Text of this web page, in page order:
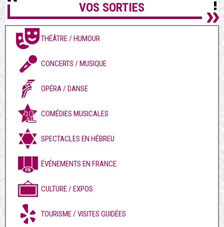
VOS SORTIES
THÉÂTRE / HUMOUR
CONCERTS / MUSIQUE
OPÉRA / DANSE
COMÉDIES MUSICALES
SPECTACLES EN HÉBREU
ÉVÉNEMENTS EN FRANCE
CULTURE / EXPOS
TOURISME / VISITES GUIDÉES